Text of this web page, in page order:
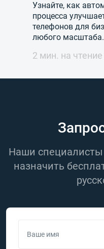
Узнайте, как
процесса
телефонов для
любого масштаба.
2 мин. на чтение
Наши специалисты
назначить
Ваше имя